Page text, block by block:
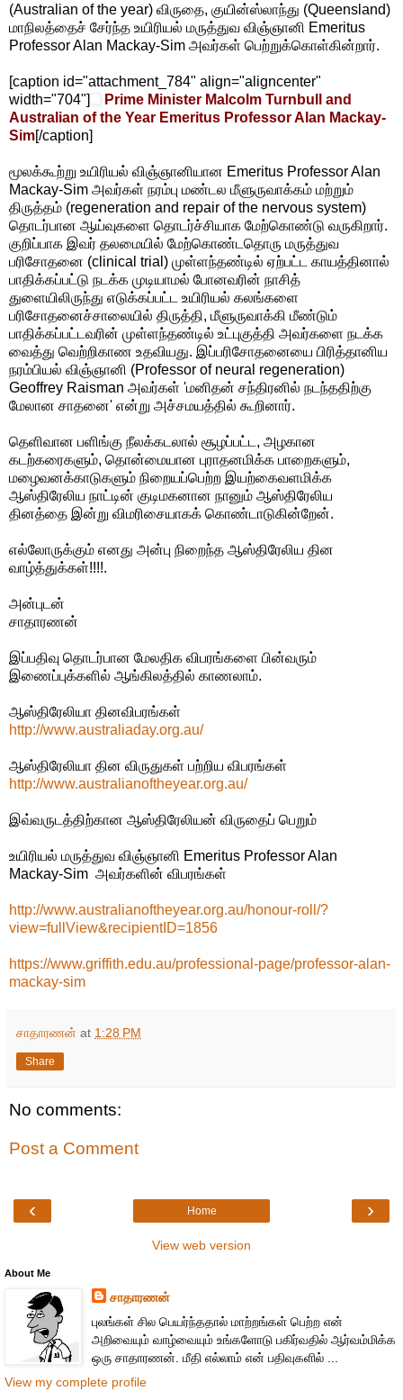
(Australian of the year) விருதை, குயின்ஸ்லாந்து (Queensland)
மாநிலத்தைச் சேர்ந்த உயிரியல் மருத்துவ விஞ்ஞானி Emeritus
Professor Alan Mackay-Sim அவர்கள் பெற்றுக்கொள்கின்றார்.
[caption id="attachment_784" align="aligncenter"
width="704"]
Prime Minister Malcolm Turnbull and
Australian of the Year Emeritus Professor Alan Mackay-
Sim[/caption]
மூலக்கூற்று உயிரியல் விஞ்ஞானியான Emeritus Professor Alan
Mackay-Sim அவர்கள் நரம்பு மண்டல மீளுருவாக்கம் மற்றும்
திருத்தம் (regeneration and repair of the nervous system)
தொடர்பான ஆய்வுகளை தொடர்ச்சியாக மேற்கொண்டு வருகிறார்.
குறிப்பாக இவர் தலமையில் மேற்கொண்டதொரு மருத்துவ
பரிசோதனை (clinical trial) முள்ளந்தண்டில் ஏற்பட்ட காயத்தினால்
பாதிக்கப்பட்டு நடக்க முடியாமல் போனவரின் நாசித்
துளையிலிருந்து எடுக்கப்பட்ட உயிரியல் கலங்களை
பரிசோதனைச்சாலையில் திருத்தி, மீளுருவாக்கி மீண்டும்
பாதிக்கப்பட்டவரின் முள்ளந்தண்டில் உட்புகுத்தி அவர்களை நடக்க
வைத்து வெற்றிகாண உதவியது. இப்பரிசோதனையை பிரித்தானிய
நரம்பியல் விஞ்ஞானி (Professor of neural regeneration)
Geoffrey Raisman அவர்கள் 'மனிதன் சந்திரனில் நடந்ததிற்கு
மேலான சாதனை' என்று அச்சமயத்தில் கூறினார்.
தெளிவான பளிங்கு நீலக்கடலால் சூழப்பட்ட, அழகான
கடற்கரைகளும், தொன்மையான புராதனமிக்க பாறைகளும்,
மழைவனக்காடுகளும் நிறையப்பெற்ற இயற்கைவளமிக்க
ஆஸ்திரேலிய நாட்டின் குடிமகனான நானும் ஆஸ்திரேலிய
தினத்தை இன்று விமரிசையாகக் கொண்டாடுகின்றேன்.
எல்லோருக்கும் எனது அன்பு நிறைந்த ஆஸ்திரேலிய தின
வாழ்த்துக்கள்!!!!.
அன்புடன்
சாதாரணன்
இப்பதிவு தொடர்பான மேலதிக விபரங்களை பின்வரும்
இணைப்புக்களில் ஆங்கிலத்தில் காணலாம்.
ஆஸ்திரேலியா தினவிபரங்கள்
http://www.australiaday.org.au/
ஆஸ்திரேலியா தின விருதுகள் பற்றிய விபரங்கள்
http://www.australianoftheyear.org.au/
இவ்வருடத்திற்கான ஆஸ்திரேலியன் விருதைப் பெறும்
உயிரியல் மருத்துவ விஞ்ஞானி Emeritus Professor Alan
Mackay-Sim அவர்களின் விபரங்கள்
http://www.australianoftheyear.org.au/honour-roll/?
view=fullView&recipientID=1856
https://www.griffith.edu.au/professional-page/professor-alan-
mackay-sim
சாதாரணன் at 1:28 PM
Share
No comments:
Post a Comment
‹ ›
Home
View web version
About Me
சாதாரணன்
புலங்கள் சில பெயர்ந்ததால் மாற்றங்கள் பெற்ற என்
அறிவையும் வாழ்வையும் உங்களோடு பகிர்வதில் ஆர்வம்மிக்க
ஒரு சாதாரணன். மீதி எல்லாம் என் பதிவுகளில் ...
View my complete profile